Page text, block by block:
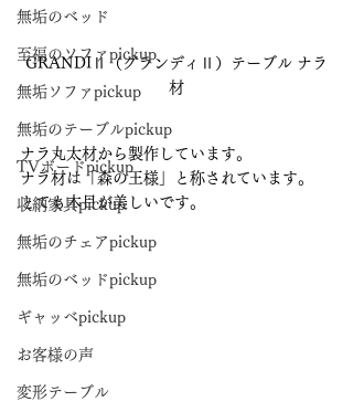
無垢のベッド
至福のソファpickup
無垢ソファpickup
無垢のテーブルpickup
TVボードpickup
収納家具pickup
無垢のチェアpickup
無垢のベッドpickup
ギャッベpickup
お客様の声
変形テーブル
GRANDIⅡ（グランディⅡ）テーブル ナラ
材
ナラ丸太材から製作しています。
ナラ材は「森の王様」と称されています。
とても木目が美しいです。